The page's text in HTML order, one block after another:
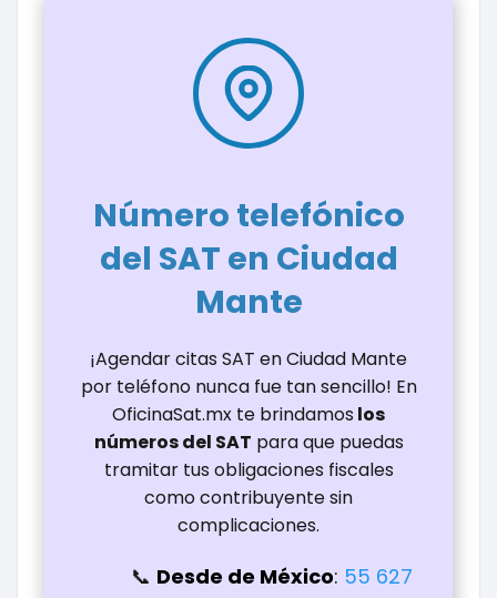
Número telefónico
del SAT en Ciudad
Mante
¡Agendar citas SAT en Ciudad Mante
por teléfono nunca fue tan sencillo! En
OficinaSat.mx te brindamoslos
números del SAT para que puedas
tramitar tus obligaciones fiscales
como contribuyente sin
complicaciones.
Desde de México: 55 627